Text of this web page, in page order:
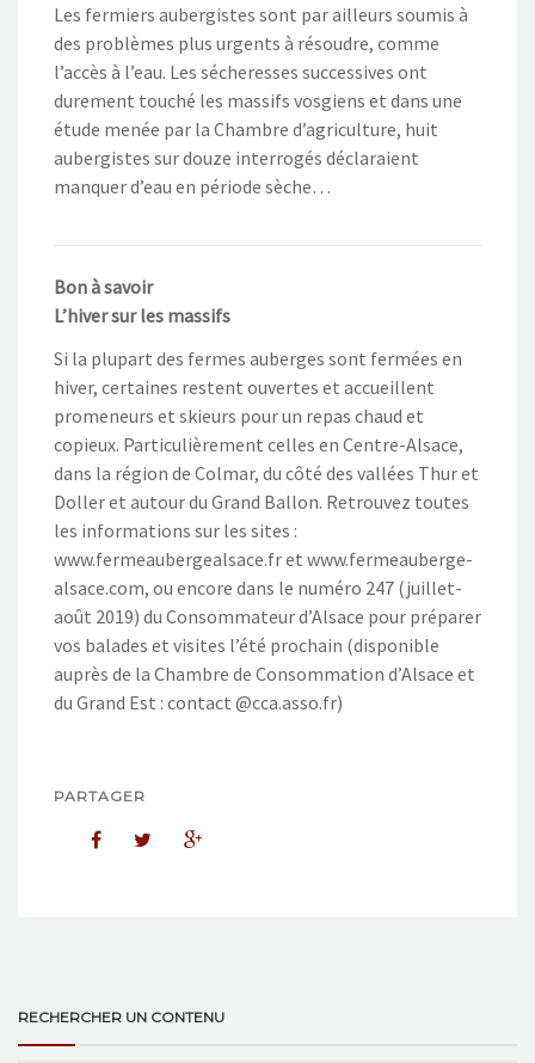
Les fermiers aubergistes sont par ailleurs soumis à
des problèmes plus urgents à résoudre, comme
l’accès à l’eau. Les sécheresses successives ont
durement touché les massifs vosgiens et dans une
étude menée par la Chambre d’agriculture, huit
aubergistes sur douze interrogés déclaraient
manquer d’eau en période sèche…
Bon à savoir
L’hiver sur les massifs
Si la plupart des fermes auberges sont fermées en
hiver, certaines restent ouvertes et accueillent
promeneurs et skieurs pour un repas chaud et
copieux. Particulièrement celles en Centre-Alsace,
dans la région de Colmar, du côté des vallées Thur et
Doller et autour du Grand Ballon. Retrouvez toutes
les informations sur les sites :
www.fermeaubergealsace.fr et www.fermeauberge-
alsace.com, ou encore dans le numéro 247 (juillet-
août 2019) du Consommateur d’Alsace pour préparer
vos balades et visites l’été prochain (disponible
auprès de la Chambre de Consommation d’Alsace et
du Grand Est : contact @cca.asso.fr)
PARTAGER
RECHERCHER UN CONTENU